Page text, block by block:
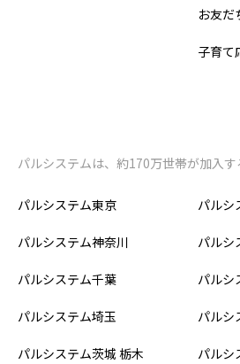
お友だ
子育て
パルシステムは、約170万世帯が加入
パルシステム東京
パルシステム神奈川
パルシステム千葉
パルシステム埼玉
パルシステム茨城 栃木
パルシ
パルシ
パルシ
パルシ
パルシ